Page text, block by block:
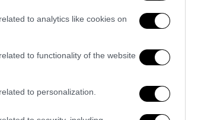
to analytics like cookies on
to functionality of the website
to personalization.